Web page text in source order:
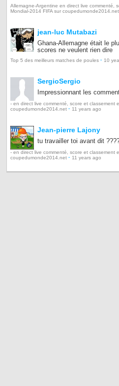
Allemagne-Argentine en direct live commenté,
Mondial-2014 FIFA sur coupedumonde2014.net
jean-luc Mutabazi
Ghana-Allemagne était le
scores ne veulent rien dire
Top 5 des meilleurs matches de poules · 10
SergioSergio
Impressionnant les
- en direct live commenté, score et classement
coupedumonde2014.net · 11 years ago
Jean-pierre Lajony
tu travailler toi avant dit
- en direct live commenté, score et classement
coupedumonde2014.net · 11 years ago